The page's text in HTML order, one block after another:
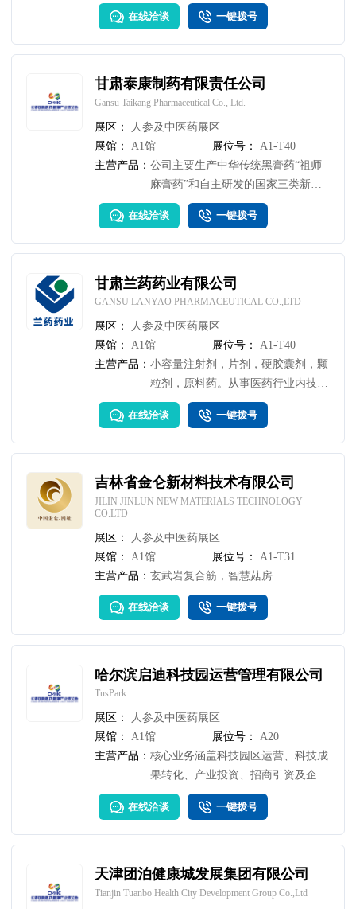
粒、龙骨、芩石、安神、舒肝、乳
酸、壮骨、治靡、清热、仙藜、
在线洽谈 一键拨号
甘肃泰康制药有限责任公司
Gansu Taikang Pharmaceutical Co., Ltd.
展区：
人参及中医药展区
展馆：
A1馆 展位号：
A1-T40
主营产品：公司主要生产中华传统黑膏药“祖师
麻膏药”和自主研发的国家三类新
药“宫瘤宁片”为主的膏药、橡胶膏
剂、片剂、丸剂、胶囊剂等8个剂型
146个品种，集生产、研发、销售为
在线洽谈 一键拨号
甘肃兰药药业有限公司
GANSU LANYAO PHARMACEUTICAL CO.,LTD
展区：
人参及中医药展区
展馆：
A1馆 展位号：
A1-T40
主营产品：小容量注射剂，片剂，硬胶囊剂，颗
粒剂，原料药。从事医药行业内技术
咨询、技术服务、技术开发，医疗器
械的研发、生产、销售，中药材的收
购、加工、销售，自营和代理各类商
在线洽谈 一键拨号
吉林省金仑新材料技术有限公司
JILIN JINLUN NEW MATERIALS TECHNOLOGY
CO.LTD
展区：
人参及中医药展区
展馆：
A1馆 展位号：
A1-T31
主营产品：玄武岩复合筋，智慧菇房
在线洽谈 一键拨号
哈尔滨启迪科技园运营管理有限公司
TusPark
展区：
人参及中医药展区
展馆：
A1馆 展位号：
A20
主营产品：核心业务涵盖科技园区运营、科技成
果转化、产业投资、招商引资及企业
全生命周期服务
在线洽谈 一键拨号
天津团泊健康城发展集团有限公司
Tianjin Tuanbo Health City Development Group Co.,Ltd